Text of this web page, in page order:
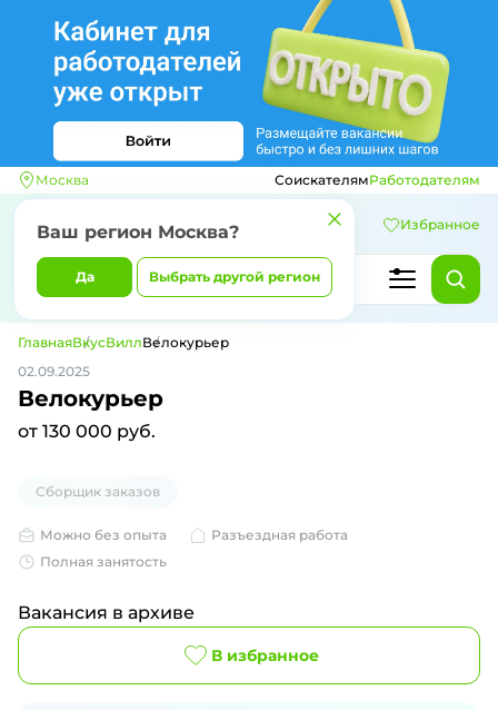
Москва
Ваш регион Москва?
Да Выбрать другой регион
СоискателямРаботодателям
Избранное
ГлавнаяВкусВиллВелокурьер
02.09.2025
Велокурьер
от 130 000 руб.
Сборщик заказов
Можно без опыта
Разъездная работа
Полная занятость
Вакансия в архиве
В избранное